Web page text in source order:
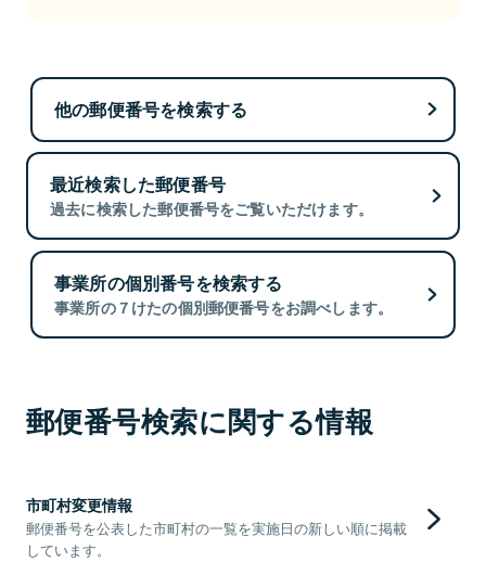
他の郵便番号を検索する
最近検索した郵便番号
過去に検索した郵便番号をご覧いただけます。
事業所の個別番号を検索する
事業所の７けたの個別郵便番号をお調べします。
郵便番号検索に関する情報
市町村変更情報
郵便番号を公表した市町村の一覧を実施日の新しい順に掲載
しています。